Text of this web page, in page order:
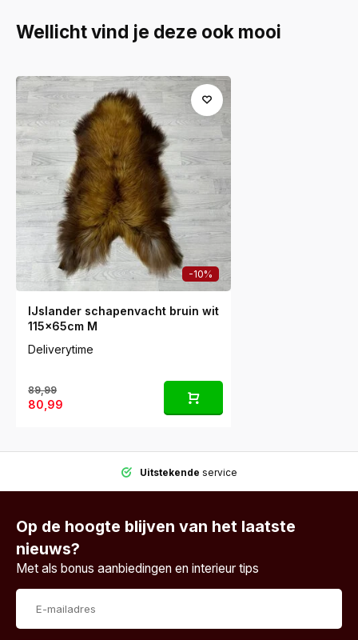
Wellicht vind je deze ook mooi
-10%
IJslander schapenvacht bruin wit
115x65cm M
Deliverytime
89,99
80,99
Uitstekende service
Op de hoogte blijven van het laatste
nieuws?
Met als bonus aanbiedingen en interieur tips